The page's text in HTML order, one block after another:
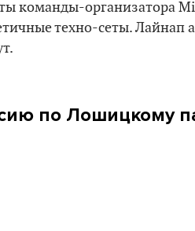
команды-организатора
техно-сеты. Лайнап
по Лошицкому